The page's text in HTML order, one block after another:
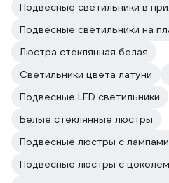
Подвесные светильники в
Подвесные светильники на
Люстра стеклянная белая
Светильники цвета латуни
Подвесные LED светильники
Белые стеклянные люстры
Подвесные люстры с лампами
Подвесные люстры с